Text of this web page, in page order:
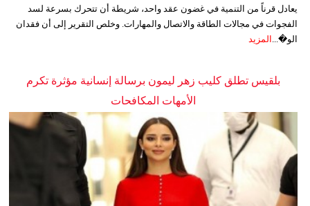
يعادل قرناً من التنمية في غضون عقد واحد، شريطة أن تتحرك بسرعة لسد
الفجوات في مجالات الطاقة والاتصال والمهارات. وخلص التقرير إلى أن فقدان
الو�... المزيد
بلقيس تطلق كليب زهر ليمون برسالة إنسانية مؤثرة تكرم
الأمهات المكافحات